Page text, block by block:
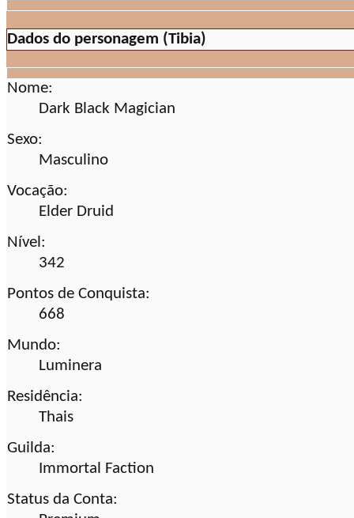
Dados do personagem (Tibia)
Nome:
Dark Black Magician
Sexo:
Masculino
Vocação:
Elder Druid
Nível:
342
Pontos de Conquista:
668
Mundo:
Luminera
Residência:
Thais
Guilda:
Immortal Faction
Status da Conta: